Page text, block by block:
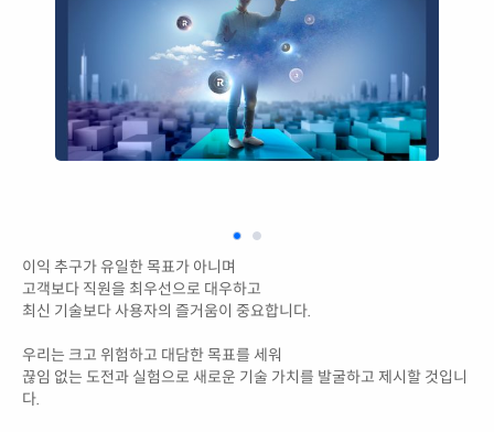
이익 추구가 유일한 목표가 아니며
고객보다 직원을 최우선으로 대우하고
최신 기술보다 사용자의 즐거움이 중요합니다.
우리는 크고 위험하고 대담한 목표를 세워
끊임 없는 도전과 실험으로 새로운 기술 가치를 발굴하고 제시할 것입니
다.